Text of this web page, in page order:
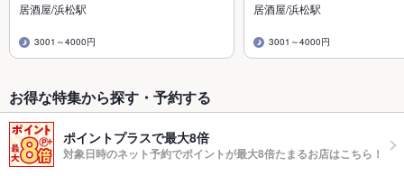
居酒屋/浜松駅
3001～4000円
居酒屋/浜松駅
3001～4000円
お得な特集から探す・予約する
ポイントプラスで最大8倍
対象日時のネット予約でポイントが最大8倍たまるお店はこちら！